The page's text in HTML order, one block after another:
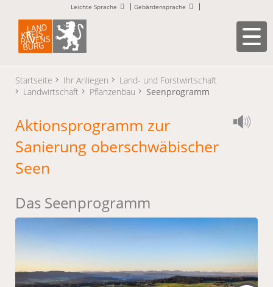
Leichte Sprache Gebärdensprache
Startseite Ihr Anliegen
Land- und Forstwirtschaft
Landwirtschaft
Pflanzenbau Seenprogramm
Aktionsprogramm zur
Sanierung oberschwäbischer
Seen
Das Seenprogramm